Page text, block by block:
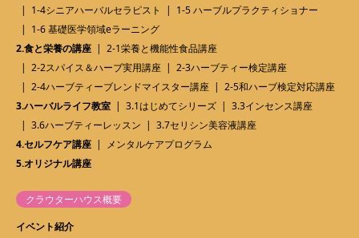
1-4シニアハーバルセラピスト
1-5 ハーブルプラクティショナー
1-6 基礎医学領域eラーニング
2.食と栄養の講座
2-1栄養と機能性食品講座
2-2スパイス＆ハーブ実用講座
2-3ハーブティー検定講座
2-4ハーブティーブレンドマイスター講座
2-5和ハーブ検定対応講座
3.ハーバルライフ教室
3.1はじめてシリーズ
3.3インセンス講座
3.6ハーブティーレッスン
3.7セリシン美容液講座
4.セルフケア講座
メンタルケアプログラム
5.オリジナル講座
クラウターハウス概要
イベント紹介